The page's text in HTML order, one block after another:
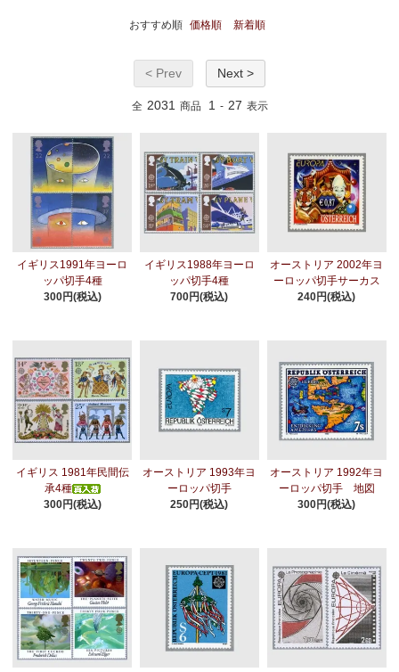
おすすめ順 価格順 新着順
< Prev Next >
全 2031 商品 1 - 27 表示
イギリス1991年ヨーロ
ッパ切手4種
300円(税込)
イギリス1988年ヨーロ
ッパ切手4種
700円(税込)
オーストリア 2002年ヨ
ーロッパ切手サーカス
240円(税込)
イギリス 1981年民間伝
承4種
300円(税込)
オーストリア 1993年ヨ
ーロッパ切手
250円(税込)
オーストリア 1992年ヨ
ーロッパ切手 地図
300円(税込)